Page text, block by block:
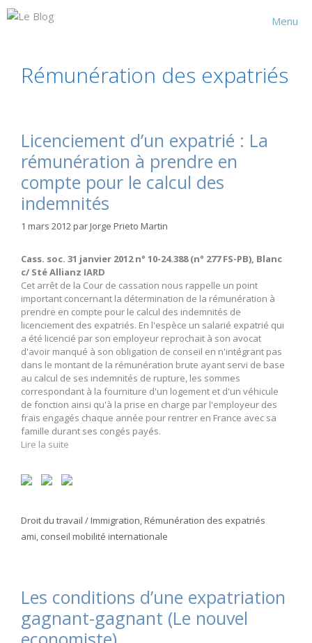
Aller
au
Menu
Rémunération des expatriés
Licenciement d’un expatrié : La
rémunération à prendre en
compte pour le calcul des
indemnités
1 mars 2012 parJorge Prieto Martin
Cass. soc. 31 janvier 2012 n° 10-24.388 (n° 277 FS-PB), Blanc
c/ Sté Allianz IARD
Cet arrêt de la Cour de cassation nous rappelle un point
important concernant la détermination de la rémunération à
prendre en compte pour le calcul des indemnités de
licenciement des expatriés. En l'espèce un salarié expatrié qui
a été licencié par son employeur reprochait à son avocat
d'avoir manqué à son obligation de conseil en n'intégrant pas
dans le montant de la rémunération brute ayant servi de base
au calcul de ses indemnités de rupture, les sommes
correspondant à la fourniture d'un logement et d'un véhicule
de fonction ainsi qu'à la prise en charge par l'employeur des
frais engagés chaque année pour rentrer en France avec sa
famille durant ses congés payés.
Lire la suite
Catégories
Droit du travail / Immigration,Rémunération des expatriés
Étiquettes
ami, conseil mobilité internationale
Les conditions d’une expatriation
gagnant-gagnant (Le nouvel